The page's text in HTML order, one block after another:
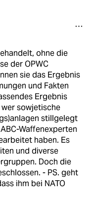
ohne die
der OPWC
sie das Ergebnis
und Fakten
Ergebnis
sowjetische
stillgelegt
Waffenexperten
haben. Es
und diverse
Doch die
- PS. geht
ihm bei NATO